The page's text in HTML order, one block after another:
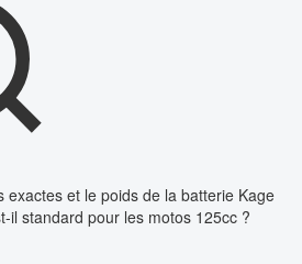
exactes et le poids de la batterie Kage
il standard pour les motos 125cc ?